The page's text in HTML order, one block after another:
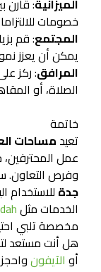
الميزانية: قارن
خصومات
المجتمع: قم
يمكن أن يعزز
المرافق: ركز
الصلاة، أو
خاتمة
تعيدمساحات
عمل المحترفين،
وفرص التعاون.
جدة
الخدمات مثل
مخصصة تلبي
هل أنت مستعد
أو الآيفون